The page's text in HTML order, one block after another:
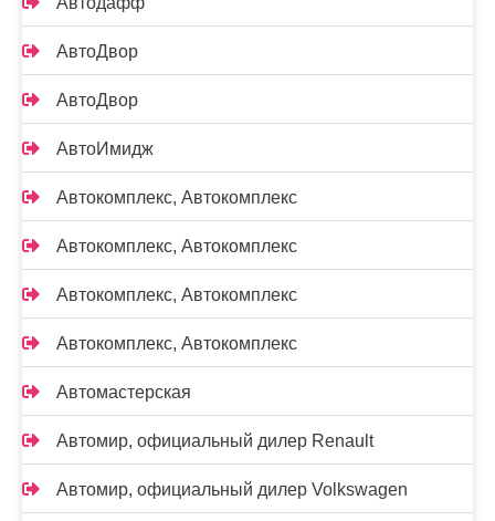
АвтоДвор
АвтоДвор
АвтоИмидж
Автокомплекс, Автокомплекс
Автокомплекс, Автокомплекс
Автокомплекс, Автокомплекс
Автокомплекс, Автокомплекс
Автомастерская
Автомир, официальный дилер Renault
Автомир, официальный дилер Volkswagen